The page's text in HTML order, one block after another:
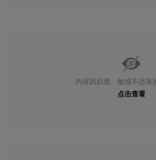
内容因剧透、敏感不适等
点击查看